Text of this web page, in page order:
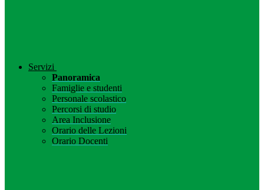
Servizi
Panoramica
Famiglie e studenti
Personale scolastico
Percorsi di studio
Area Inclusione
Orario delle Lezioni
Orario Docenti